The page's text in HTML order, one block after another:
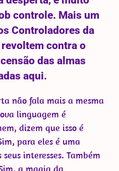
controle. Mais um
Controladores da
revoltem contra o
das almas
aqui.
não fala mais a mesma
linguagem é
dizem que isso é
para eles é uma
interesses. Também
a magia da